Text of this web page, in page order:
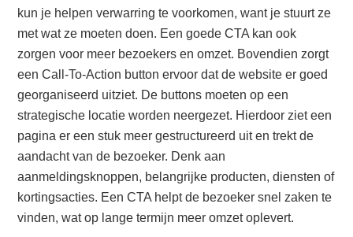
kun je helpen verwarring te voorkomen, want je stuurt ze
met wat ze moeten doen. Een goede CTA kan ook
zorgen voor meer bezoekers en omzet. Bovendien zorgt
een Call-To-Action button ervoor dat de website er goed
georganiseerd uitziet. De buttons moeten op een
strategische locatie worden neergezet. Hierdoor ziet een
pagina er een stuk meer gestructureerd uit en trekt de
aandacht van de bezoeker. Denk aan
aanmeldingsknoppen, belangrijke producten, diensten of
kortingsacties. Een CTA helpt de bezoeker snel zaken te
vinden, wat op lange termijn meer omzet oplevert.